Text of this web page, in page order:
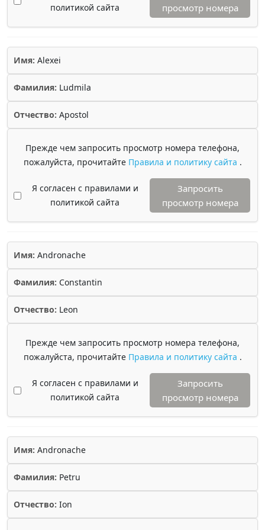
политикой сайта
просмотр номера
Имя: Alexei
Фамилия: Ludmila
Отчество: Apostol
Прежде чем запросить просмотр номера телефона,
пожалуйста, прочитайте Правила и политику сайта .
Я согласен с правилами и
политикой сайта
Запросить
просмотр номера
Имя: Andronache
Фамилия: Constantin
Отчество: Leon
Прежде чем запросить просмотр номера телефона,
пожалуйста, прочитайте Правила и политику сайта .
Я согласен с правилами и
политикой сайта
Запросить
просмотр номера
Имя: Andronache
Фамилия: Petru
Отчество: Ion